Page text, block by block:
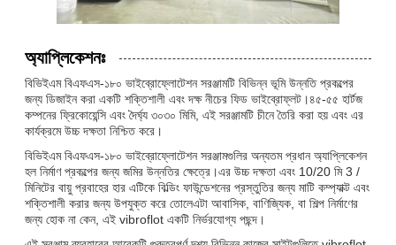
অ্যাপ্লিকেশনঃ
বিভিইএম বিএফএস-১৮০ ভাইব্রোফ্লোটেশন সরঞ্জামটি বিভিন্ন ভূমি উন্নতি প্রকল্পের
জন্য ডিজাইন করা একটি শক্তিশালী এবং দক্ষ নীচের ফিড ভাইব্রোফ্লট।৪৫-৫৫ হার্টজ
কম্পনের ফ্রিকোয়েন্সি এবং দৈর্ঘ্য ৩০৩০ মিমি, এই সরঞ্জামটি চীনে তৈরি করা হয় এবং এর
কার্যক্রমে উচ্চ দক্ষতা নিশ্চিত করে।
বিভিইএম বিএফএস-১৮০ ভাইব্রোফ্লোটেশন সরঞ্জামগুলির অন্যতম প্রধান অ্যাপ্লিকেশন
হল নির্মাণ প্রকল্পের জন্য জমির উন্নতির ক্ষেত্রে।এর উচ্চ দক্ষতা এবং 10/20 মি 3 /
মিনিটের বায়ু প্রবাহের হার এটিকে বিল্ডিং ফাউন্ডেশনের প্রস্তুতির জন্য মাটি কম্প্যাক্ট এবং
শক্তিশালী করার জন্য উপযুক্ত করে তোলেএটা আবাসিক, বাণিজ্যিক, বা শিল্প নির্মাণের
জন্য হোক না কেন, এই vibroflot একটি নির্ভরযোগ্য পছন্দ।